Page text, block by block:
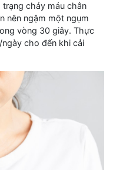
chảy máu chân
nên ngậm một ngụm
vòng 30 giây. Thực
cho đến khi cải